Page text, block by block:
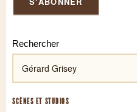
Rechercher
SCÈNES ET STUDIOS